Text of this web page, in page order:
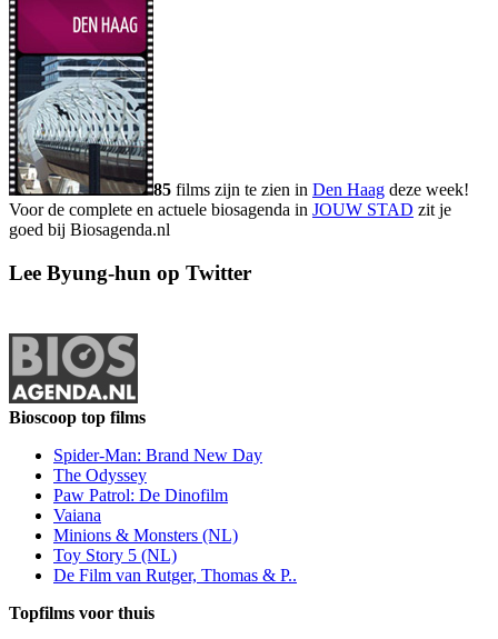
85 films zijn te zien in Den Haag deze week!
Voor de complete en actuele biosagenda in JOUW STAD zit je
goed bij Biosagenda.nl
Lee Byung-hun op Twitter
Bioscoop top films
Spider-Man: Brand New Day
The Odyssey
Paw Patrol: De Dinofilm
Vaiana
Minions & Monsters (NL)
Toy Story 5 (NL)
De Film van Rutger, Thomas & P..
Topfilms voor thuis